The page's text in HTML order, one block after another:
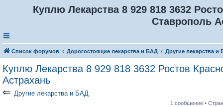
Куплю Лекарства 8 929 818 3632
Ставрополь
Список форумов Дорогостоящие лекарства и БАД Другие лекарства и
Куплю Лекарства 8 929 818 3632 Ростов
Астрахань
⇐ Другие лекарства и БАД
1 сообщение •